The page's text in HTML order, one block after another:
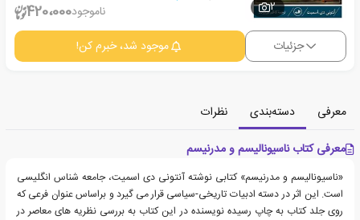
2
ناموجود420،000
جزئیات موجود شد، خبرم کن!
معرفی دسته‌بندی
نظرات
معرفی کتاب ناسیونالیسم و مدرنیسم
«ناسیونالیسم و مدرنیسم» کتابی نوشته آنتونی دی اسمیت، جامعه شناس انگلیسی
است. این اثر در دسته ادبیات تاریخی-سیاسی قرار می گیرد و براساس عنوان فرعی که
روی جلد کتاب به چاپ رسیده نویسنده در این کتاب به بررسی نظریه های معاصر در